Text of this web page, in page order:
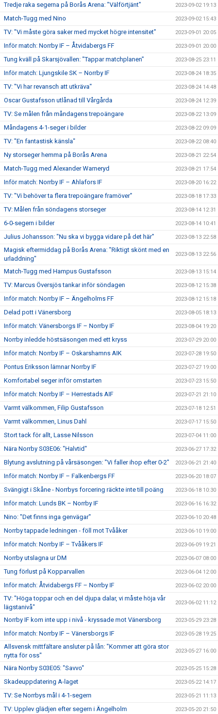
Tredje raka segerna på Borås Arena: "Välförtjänt" 2023-09-02 19:13
Match-Tugg med Nino 2023-09-02 15:43
TV: "Vi måste göra saker med mycket högre intensitet" 2023-09-01 20:05
Inför match: Norrby IF – Åtvidabergs FF 2023-09-01 20:00
Tung kväll på Skarsjövallen: "Tappar matchplanen" 2023-08-25 23:11
Inför match: Ljungskile SK – Norrby IF 2023-08-24 18:35
TV: "Vi har revansch att utkräva" 2023-08-24 14:48
Oscar Gustafsson utlånad till Vårgårda 2023-08-24 12:39
TV: Se målen från måndagens trepoängare 2023-08-22 13:09
Måndagens 4-1-seger i bilder 2023-08-22 09:09
TV: "En fantastisk känsla" 2023-08-22 08:40
Ny storseger hemma på Borås Arena 2023-08-21 22:54
Match-Tugg med Alexander Warneryd 2023-08-21 17:54
Inför match: Norrby IF – Ahlafors IF 2023-08-20 16:22
TV: "Vi behöver ta flera trepoängare framöver" 2023-08-18 17:33
TV: Målen från söndagens storseger 2023-08-14 12:31
6-0-segern i bilder 2023-08-14 10:41
Julius Johansson: "Nu ska vi bygga vidare på det här" 2023-08-13 22:58
Magisk eftermiddag på Borås Arena: "Riktigt skönt med en
urladdning"
2023-08-13 22:56
Match-Tugg med Hampus Gustafsson 2023-08-13 15:14
TV: Marcus Översjös tankar inför söndagen 2023-08-12 15:38
Inför match: Norrby IF – Ängelholms FF 2023-08-12 15:18
Delad pott i Vänersborg 2023-08-05 18:13
Inför match: Vänersborgs IF – Norrby IF 2023-08-04 19:20
Norrby inledde höstsäsongen med ett kryss 2023-07-29 20:00
Inför match: Norrby IF – Oskarshamns AIK 2023-07-28 19:50
Pontus Eriksson lämnar Norrby IF 2023-07-27 19:00
Komfortabel seger inför omstarten 2023-07-23 15:50
Inför match: Norrby IF – Herrestads AIF 2023-07-21 21:10
Varmt välkommen, Filip Gustafsson 2023-07-18 12:51
Varmt välkommen, Linus Dahl 2023-07-17 15:50
Stort tack för allt, Lasse Nilsson 2023-07-04 11:00
Nära Norrby S03E06: "Halvtid" 2023-06-27 17:32
Blytung avslutning på vårsäsongen: "Vi faller ihop efter 0-2" 2023-06-21 21:40
Inför match: Norrby IF – Falkenbergs FF 2023-06-20 18:07
Svängigt i Skåne - Norrbys forcering räckte inte till poäng 2023-06-18 10:30
Inför match: Lunds BK – Norrby IF 2023-06-16 16:32
Nino: "Det finns inga genvägar" 2023-06-10 20:48
Norrby tappade ledningen - föll mot Tvååker 2023-06-10 19:00
Inför match: Norrby IF – Tvååkers IF 2023-06-09 19:21
Norrby utslagna ur DM 2023-06-07 08:00
Tung förlust på Kopparvallen 2023-06-04 12:00
Inför match: Åtvidabergs FF – Norrby IF 2023-06-02 20:00
TV: "Höga toppar och en del djupa dalar, vi måste höja vår
lägstanivå"
2023-06-02 11:12
Norrby IF kom inte upp i nivå - kryssade mot Vänersborg 2023-05-29 23:28
Inför match: Norrby IF – Vänersborgs IF 2023-05-28 19:25
Allsvensk mittfältare ansluter på lån: "Kommer att göra stor
nytta för oss"
2023-05-27 16:00
Nära Norrby S03E05: "Savvo" 2023-05-25 15:28
Skadeuppdatering A-laget 2023-05-22 14:17
TV: Se Norrbys mål i 4-1-segern 2023-05-21 11:13
TV: Upplev glädjen efter segern i Ängelholm 2023-05-20 21:50